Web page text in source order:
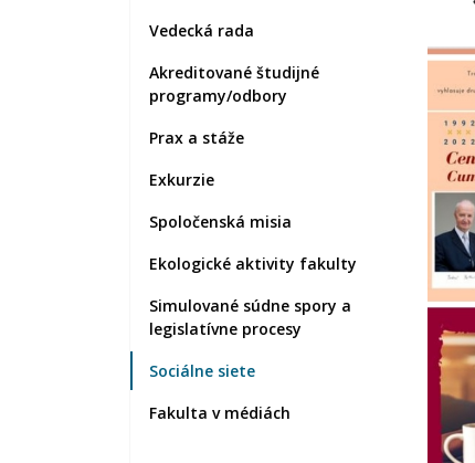
Vedecká rada
Akreditované študijné
programy/odbory
Prax a stáže
Exkurzie
Spoločenská misia
Ekologické aktivity fakulty
Simulované súdne spory a
legislatívne procesy
Sociálne siete
Fakulta v médiách